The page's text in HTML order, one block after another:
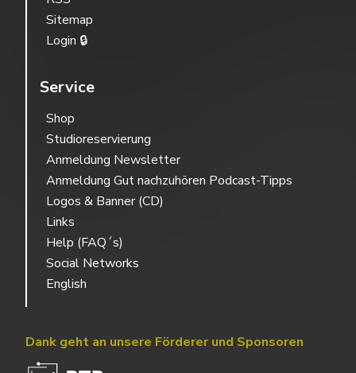
Sitemap
Login 🔒
Service
Shop
Studioreservierung
Anmeldung Newsletter
Anmeldung Gut nachzuhören Podcast-Tipps
Logos & Banner (CD)
Links
Help (FAQ´s)
Social Networks
English
Dank geht an unsere Förderer und Sponsoren